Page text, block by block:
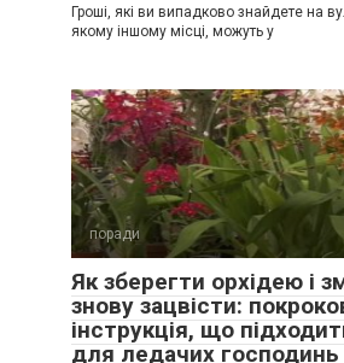
Гроші, які ви випадково знайдете на
якому іншому місці, можуть у
поради
Як зберегти орхідею і
знову зацвісти:
інструкція, що
для ледачих господинь